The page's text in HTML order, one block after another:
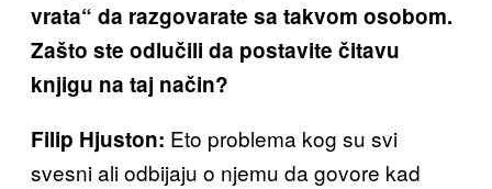
vrata“ da razgovarate sa takvom osobom.
Zašto ste odlučili da postavite čitavu
knjigu na taj način?
Filip Hjuston: Eto problema kog su svi
svesni ali odbijaju o njemu da govore kad